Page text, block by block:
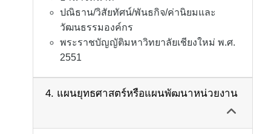
ปณิธาน/วิสัยทัศน์/พันธกิจ/ค่านิยมและ
วัฒนธรรมองค์กร
พระราชบัญญัติมหาวิทยาลัยเชียงใหม่ พ.ศ.
2551
4. แผนยุทธศาสตร์หรือแผนพัฒนาหน่วยงาน